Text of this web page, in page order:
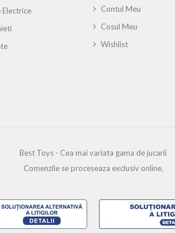
Electrice
Contul Meu
Cosul Meu
Wishlist
Best Toys - Cea mai variata gama de jucarii
Comenzile se proceseaza exclusiv online.